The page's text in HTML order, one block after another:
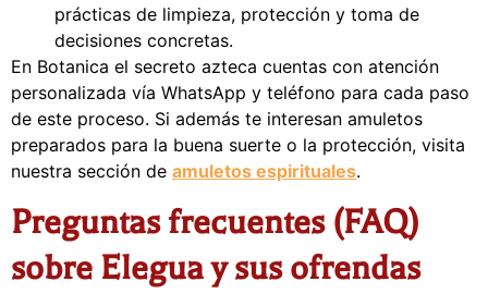
prácticas de limpieza, protección y toma de
decisiones concretas.
En Botanica el secreto azteca cuentas con atención
personalizada vía WhatsApp y teléfono para cada paso
de este proceso. Si además te interesan amuletos
preparados para la buena suerte o la protección, visita
nuestra sección de amuletos espirituales.
Preguntas frecuentes (FAQ)
sobre Elegua y sus ofrendas